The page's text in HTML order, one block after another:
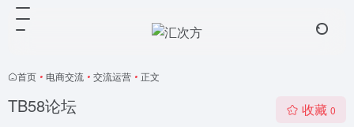
首页 • 电商交流 • 交流运营 • 正文
TB58论坛 收藏 0